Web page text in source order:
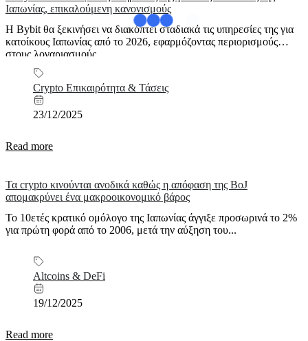
Ιαπωνίας, επικαλούμενη κανονισμούς
Η Bybit θα ξεκινήσει να διακόπτει σταδιακά τις υπηρεσίες της για
κατοίκους Ιαπωνίας από το 2026, εφαρμόζοντας περιορισμούς
στους λογαριασμούς...
Crypto Επικαιρότητα & Τάσεις
23/12/2025
Read more
Τα crypto κινούνται ανοδικά καθώς η απόφαση της BoJ
απομακρύνει ένα μακροοικονομικό βάρος
Το 10ετές κρατικό ομόλογο της Ιαπωνίας άγγιξε προσωρινά το 2%
για πρώτη φορά από το 2006, μετά την αύξηση του...
Altcoins & DeFi
19/12/2025
Read more